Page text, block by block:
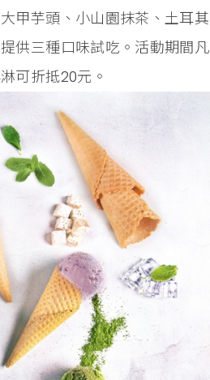
甲芋頭、小山園抹茶、土耳其
供三種口味試吃。活動期間凡
可折抵20元。